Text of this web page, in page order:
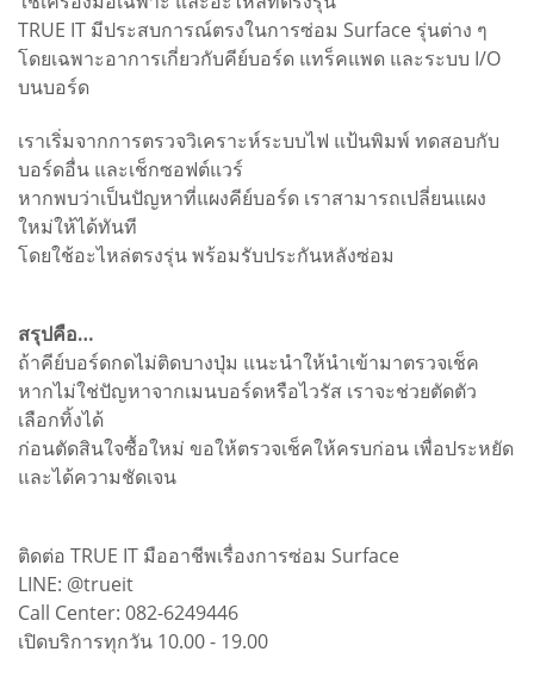
TRUE IT มีประสบการณ์ตรงในการซ่อม Surface รุ่นต่าง ๆ
โดยเฉพาะอาการเกี่ยวกับคีย์บอร์ด แทร็คแพด และระบบ I/O
บนบอร์ด
เราเริ่มจากการตรวจวิเคราะห์ระบบไฟ แป้นพิมพ์ ทดสอบกับ
บอร์ดอื่น และเช็กซอฟต์แวร์
หากพบว่าเป็นปัญหาที่แผงคีย์บอร์ด เราสามารถเปลี่ยนแผง
ใหม่ให้ได้ทันที
โดยใช้อะไหล่ตรงรุ่น พร้อมรับประกันหลังซ่อม
สรุปคือ…
ถ้าคีย์บอร์ดกดไม่ติดบางปุ่ม แนะนำให้นำเข้ามาตรวจเช็ค
หากไม่ใช่ปัญหาจากเมนบอร์ดหรือไวรัส เราจะช่วยตัดตัว
เลือกทิ้งได้
ก่อนตัดสินใจซื้อใหม่ ขอให้ตรวจเช็คให้ครบก่อน เพื่อประหยัด
และได้ความชัดเจน
ติดต่อ TRUE IT มืออาชีพเรื่องการซ่อม Surface
LINE: @trueit
Call Center: 082-6249446
เปิดบริการทุกวัน 10.00 - 19.00